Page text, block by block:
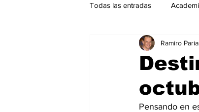
Todas las entradas
Marketing Marketing
Social Media Marketing
Ramiro
Pensando en